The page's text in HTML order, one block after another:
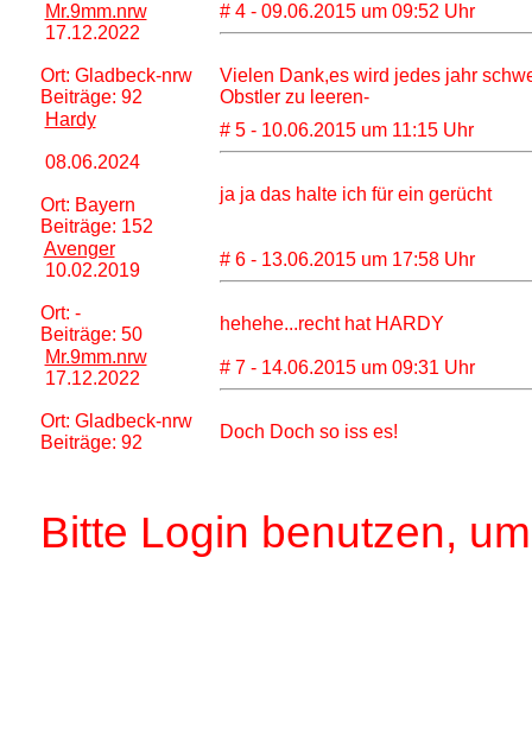
Mr.9mm.nrw
17.12.2022
Ort: Gladbeck-nrw
Beiträge: 92
# 4 - 09.06.2015 um 09:52 Uhr
Vielen Dank,es wird jedes jahr
Obstler zu leeren-
Hardy
08.06.2024
Ort: Bayern
Beiträge: 152
# 5 - 10.06.2015 um 11:15 Uhr
ja ja das halte ich für ein gerücht
Avenger
10.02.2019
Ort: -
Beiträge: 50
# 6 - 13.06.2015 um 17:58 Uhr
hehehe...recht hat HARDY
Mr.9mm.nrw
17.12.2022
Ort: Gladbeck-nrw
Beiträge: 92
# 7 - 14.06.2015 um 09:31 Uhr
Doch Doch so iss es!
Bitte Login benutzen,